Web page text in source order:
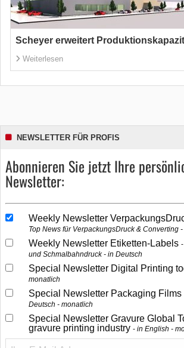
Scheyer erweitert
Weiterlesen
NEWSLETTER FÜR PROFIS
Abonnieren Sie jetzt Ihre
Newsletter:
Weekly Newsletter
Top News für VerpackungsDruck & Converting
Weekly Newsletter Etiketten-Labels
und Schmalbahndruck - in Deutsch
Special Newsletter Digital Printing
monatlich
Special Newsletter Packaging Films
Deutsch - monatlich
Special Newsletter Gravure Global
gravure printing industry
in English -